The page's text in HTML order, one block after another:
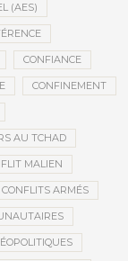
(AES)
CONFIANCE
CONFINEMENT
AU TCHAD
MALIEN
CONFLITS ARMÉS